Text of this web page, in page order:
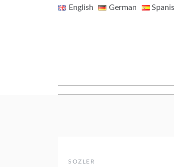
English German
SOZLER